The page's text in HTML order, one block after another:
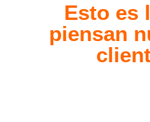
Esto es
piensan